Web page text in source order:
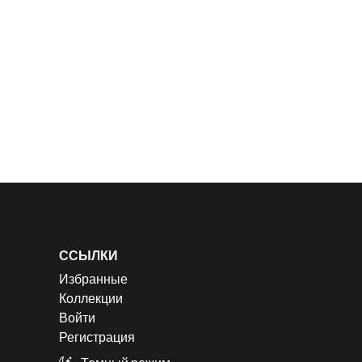
ССЫЛКИ
Избранные
Коллекции
Войти
Регистрация